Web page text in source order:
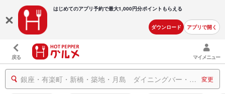
はじめてのアプリ予約で最大1,000円分ポイントもらえる
ダウンロード アプリで開く
戻る マイメニュー
銀座・有楽町・新橋・築地・月島 ダイニングバー・バル 変更